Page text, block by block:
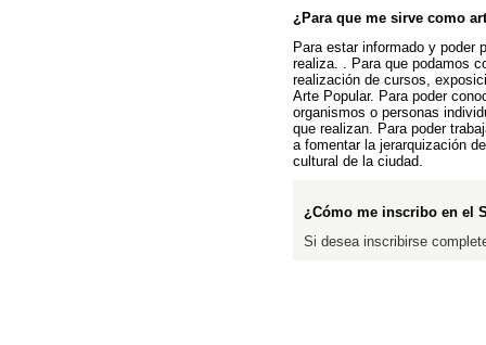
¿Para que me sirve como
Para estar informado y poder
realiza. . Para que podamos
realización de cursos,
Arte Popular. Para poder
organismos o personas
que realizan. Para poder
a fomentar la jerarquización
cultural de la ciudad.
¿Cómo me inscribo en el
Si desea inscribirse